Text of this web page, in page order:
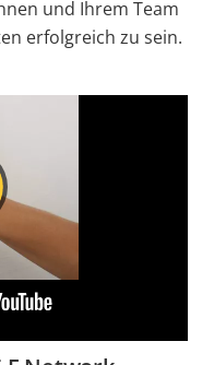
und Ihrem Team
erfolgreich zu sein.